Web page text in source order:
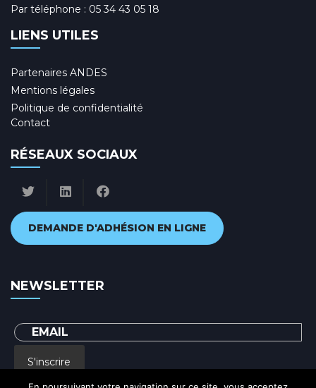
Par téléphone : 05 34 43 05 18
LIENS UTILES
Partenaires ANDES
Mentions légales
Politique de confidentialité
Contact
RÉSEAUX SOCIAUX
DEMANDE D'ADHÉSION EN LIGNE
NEWSLETTER
S'inscrire